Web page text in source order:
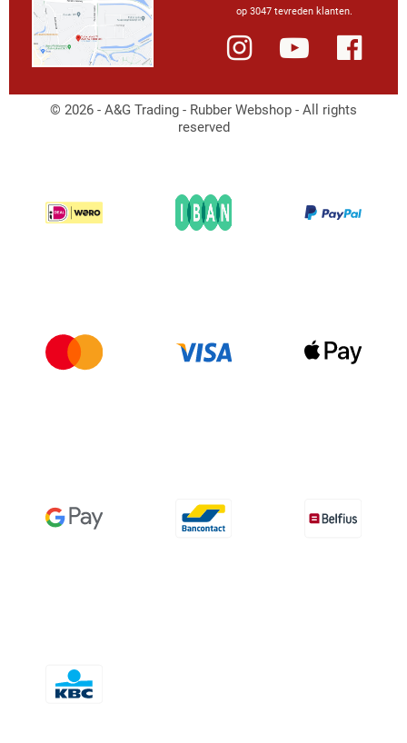
op 3047 tevreden klanten.
© 2026 - A&G Trading - Rubber Webshop - All rights
reserved